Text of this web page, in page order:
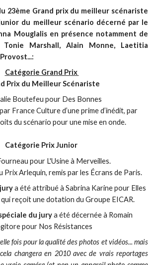
23ème Grand prix du meilleur scénariste
du meilleur scénario décerné par le
Mouglalis en présence notamment de
Tonie Marshall, Alain Monne, Laetitia
Catégorie Grand Prix
Prix du Meilleur Scénariste
Boutefeu pour Des Bonnes
France Culture d’une prime d’inédit, par
du scénario pour une mise en onde.
Catégorie Prix Junior
pour L'Usine à Merveilles.
Prix Arlequin, remis par les Écrans de Paris.
a été attribué à Sabrina Karine pour Elles
qui reçoit une dotation du Groupe EICAR.
du jurya été décernée à Romain
pour Nos Résistances
fois pour la qualité des photos et vidéos... mais
changera en 2010 avec de vrais reportages